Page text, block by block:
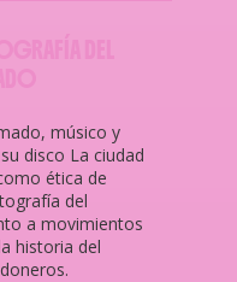
músico y
disco La ciudad
ética de
del
a movimientos
historia del